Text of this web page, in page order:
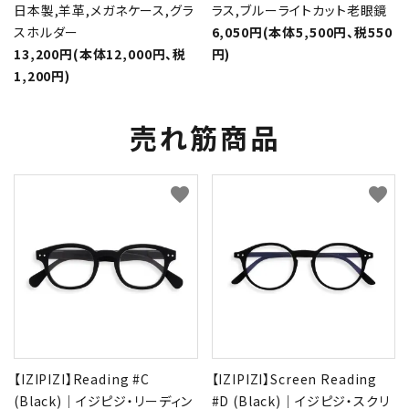
日本製,羊革,メガネケース,グラ
スホルダー
13,200円(本体12,000円、税
1,200円)
ラス,ブルーライトカット老眼鏡
6,050円(本体5,500円、税550
円)
売れ筋商品
【IZIPIZI】Reading #C
(Black)｜イジピジ・リーディン
favorite
【IZIPIZI】Screen Reading
#D (Black)｜イジピジ・スクリ
favorite